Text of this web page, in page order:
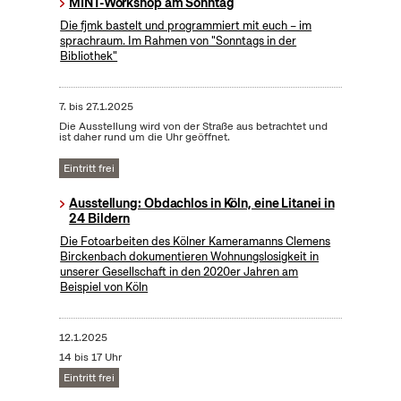
Die fjmk bastelt und programmiert mit euch – im
sprachraum. Im Rahmen von "Sonntags in der
Bibliothek"
7. bis27.1.2025
Die Ausstellung wird von der Straße aus betrachtet und
ist daher rund um die Uhr geöffnet.
Eintritt frei
Ausstellung: Obdachlos in Köln, eine Litanei in
24 Bildern
Die Fotoarbeiten des Kölner Kameramanns Clemens
Birckenbach dokumentieren Wohnungslosigkeit in
unserer Gesellschaft in den 2020er Jahren am
Beispiel von Köln
12.1.2025
14 bis 17 Uhr
Eintritt frei